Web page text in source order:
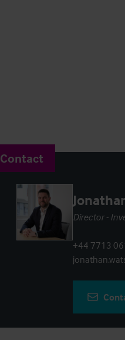
Contact
Director -
+44 7713